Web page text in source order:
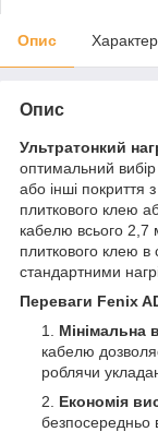
Опис
Опис
Ультратонкий
оптимальний
або інші покриття
плиткового клею
кабелю всього 2,7
плиткового клею
стандартними
Переваги Fenix
Мінімальна
кабелю
роблячи
Економія
безпосередньо